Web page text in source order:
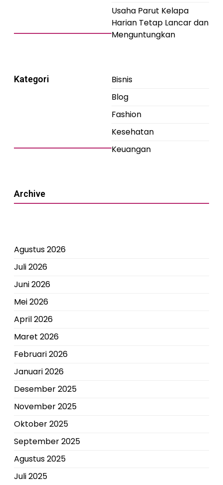
Usaha Parut Kelapa
Harian Tetap Lancar dan
Menguntungkan
Kategori
Bisnis
Blog
Fashion
Kesehatan
Keuangan
Archive
Agustus 2026
Juli 2026
Juni 2026
Mei 2026
April 2026
Maret 2026
Februari 2026
Januari 2026
Desember 2025
November 2025
Oktober 2025
September 2025
Agustus 2025
Juli 2025